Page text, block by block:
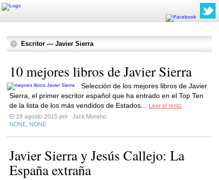
Escritor — Javier Sierra
10 mejores libros de Javier Sierra
Selección de los mejores libros de Javier
Sierra, el primer escritor español que ha entrado en el Top Ten
de la lista de los más vendidos de Estados...
Leer el resto
El 28 agosto 2015 por
Jack Moreno
NONE NONE
Javier Sierra y Jesús Callejo: La
España extraña